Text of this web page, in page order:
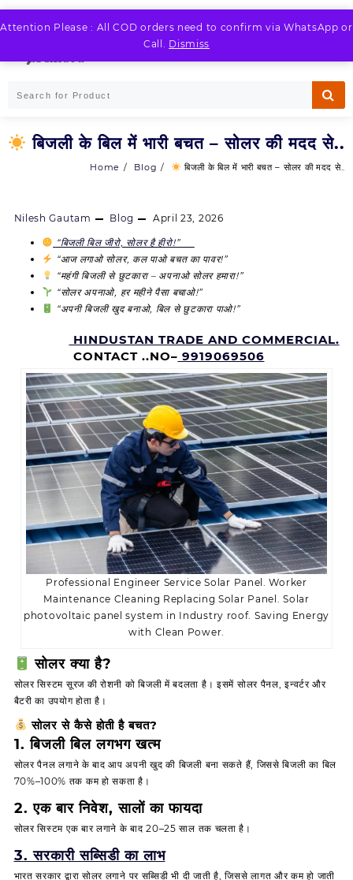
Attention Please : All COD orders need to confirm via WhatsApp or
Call. Dismiss
Skip
to
बिजली के बिल में भारी बचत – सोलर की मदद से..
Home Blog बिजली के बिल में भारी बचत – सोलर की मदद से..
Nilesh Gautam Blog April 23, 2026
“बिजली बिल जीरो, सोलर है हीरो!”
“आज लगाओ सोलर, कल पाओ बचत का पावर!”
“महंगी बिजली से छुटकारा – अपनाओ सोलर हमारा!”
“सोलर अपनाओ, हर महीने पैसा बचाओ!”
“अपनी बिजली खुद बनाओ, बिल से छुटकारा पाओ!”
HINDUSTAN TRADE AND COMMERCIAL.
CONTACT ..NO– 9919069506
Professional Engineer Service Solar Panel. Worker
Maintenance Cleaning Replacing Solar Panel. Solar
photovoltaic panel system in Industry roof. Saving Energy
with Clean Power.
सोलर क्या है?
सोलर सिस्टम सूरज की रोशनी को बिजली में बदलता है। इसमें सोलर पैनल, इन्वर्टर और
बैटरी का उपयोग होता है।
सोलर से कैसे होती है बचत?
1. बिजली बिल लगभग खत्म
सोलर पैनल लगाने के बाद आप अपनी खुद की बिजली बना सकते हैं, जिससे बिजली का बिल
70%–100% तक कम हो सकता है।
2. एक बार निवेश, सालों का फायदा
सोलर सिस्टम एक बार लगाने के बाद 20–25 साल तक चलता है।
3. सरकारी सब्सिडी का लाभ
भारत सरकार द्वारा सोलर लगाने पर सब्सिडी भी दी जाती है, जिससे लागत और कम हो जाती